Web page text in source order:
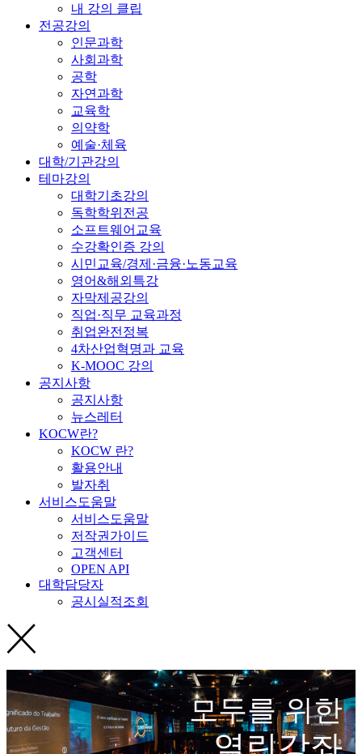
내 강의 클립
전공강의
인문과학
사회과학
공학
자연과학
교육학
의약학
예술·체육
대학/기관강의
테마강의
대학기초강의
독학학위전공
소프트웨어교육
수강확인증 강의
시민교육/경제·금융·노동교육
영어&해외특강
자막제공강의
직업·직무 교육과정
취업완전정복
4차산업혁명과 교육
K-MOOC 강의
공지사항
공지사항
뉴스레터
KOCW란?
KOCW 란?
활용안내
발자취
서비스도움말
서비스도움말
저작권가이드
고객센터
OPEN API
대학담당자
공시실적조회
모두를 위한